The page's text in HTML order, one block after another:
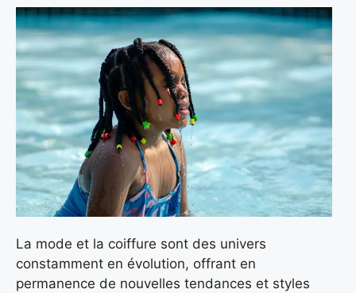
La mode et la coiffure sont des univers
constamment en évolution, offrant en
permanence de nouvelles tendances et styles